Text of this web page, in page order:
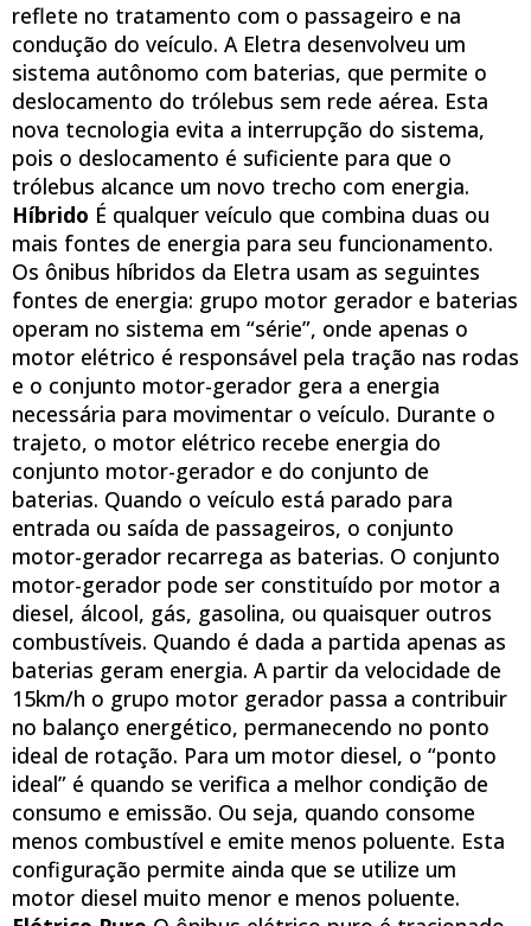
reflete no tratamento com o passageiro e na
condução do veículo. A Eletra desenvolveu um
sistema autônomo com baterias, que permite o
deslocamento do trólebus sem rede aérea. Esta
nova tecnologia evita a interrupção do sistema,
pois o deslocamento é suficiente para que o
trólebus alcance um novo trecho com energia.
Híbrido É qualquer veículo que combina duas ou
mais fontes de energia para seu funcionamento.
Os ônibus híbridos da Eletra usam as seguintes
fontes de energia: grupo motor gerador e baterias
operam no sistema em “série”, onde apenas o
motor elétrico é responsável pela tração nas rodas
e o conjunto motor-gerador gera a energia
necessária para movimentar o veículo. Durante o
trajeto, o motor elétrico recebe energia do
conjunto motor-gerador e do conjunto de
baterias. Quando o veículo está parado para
entrada ou saída de passageiros, o conjunto
motor-gerador recarrega as baterias. O conjunto
motor-gerador pode ser constituído por motor a
diesel, álcool, gás, gasolina, ou quaisquer outros
combustíveis. Quando é dada a partida apenas as
baterias geram energia. A partir da velocidade de
15km/h o grupo motor gerador passa a contribuir
no balanço energético, permanecendo no ponto
ideal de rotação. Para um motor diesel, o “ponto
ideal” é quando se verifica a melhor condição de
consumo e emissão. Ou seja, quando consome
menos combustível e emite menos poluente. Esta
configuração permite ainda que se utilize um
motor diesel muito menor e menos poluente.